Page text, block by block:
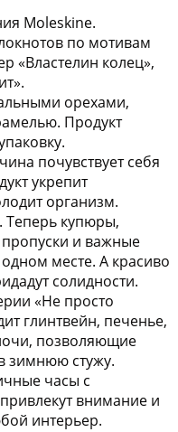
Moleskine.
по мотивам
«Властелин колец»,
орехами,
. Продукт
почувствует себя
укрепит
организм.
. Теперь купюры,
пропуски и важные
месте. А красиво
солидности.
«Не просто
глинтвейн, печенье,
позволяющие
зимнюю стужу.
часы с
внимание и
интерьер.